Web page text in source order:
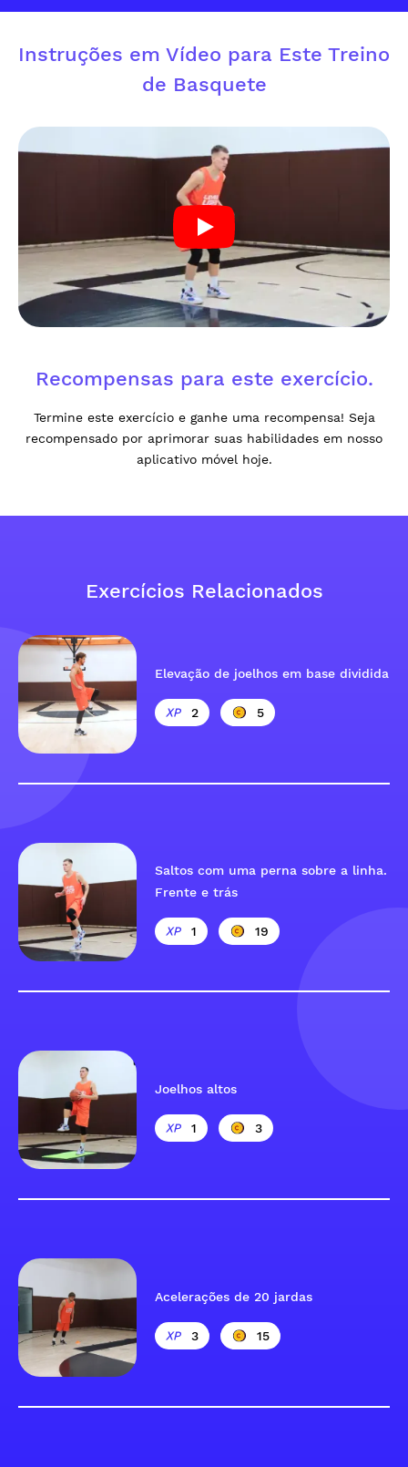
Instruções em Vídeo para Este Treino
de Basquete
Recompensas para este exercício.
Termine este exercício e ganhe uma recompensa! Seja
recompensado por aprimorar suas habilidades em nosso
aplicativo móvel hoje.
Exercícios Relacionados
Elevação de joelhos em base dividida
2 5
Saltos com uma perna sobre a linha.
Frente e trás
1 19
Joelhos altos
1 3
Acelerações de 20 jardas
3 15